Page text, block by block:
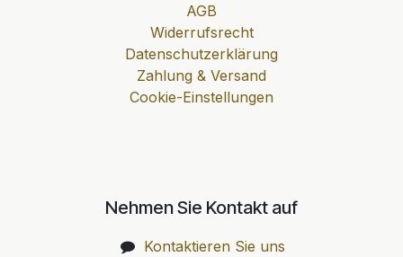
AGB
Widerrufsrecht
Datenschutzerklärung
Zahlung & Versand
Cookie-Einstellungen
Nehmen Sie Kontakt auf
Kontaktieren Sie uns